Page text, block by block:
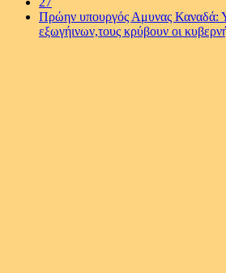
Πρώην υπουργός Αμυνας Καναδά:
εξωγήινων,τους κρύβουν οι